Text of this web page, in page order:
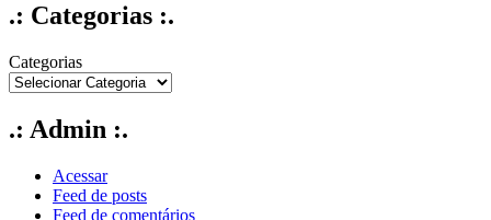
.: Categorias :.
Categorias
.: Admin :.
Acessar
Feed de posts
Feed de comentários